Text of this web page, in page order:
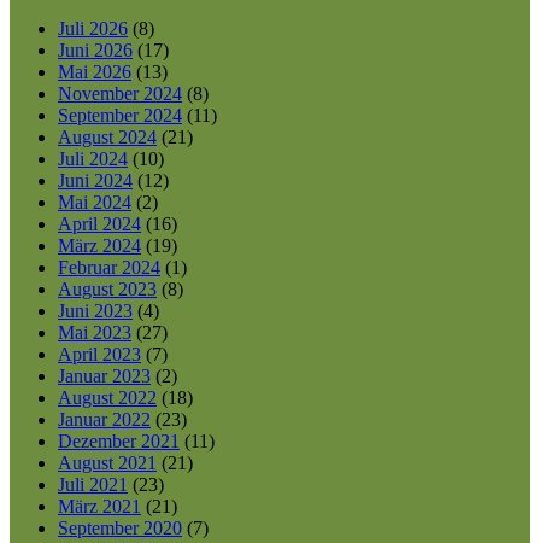
Juli 2026 (8)
Juni 2026 (17)
Mai 2026 (13)
November 2024 (8)
September 2024 (11)
August 2024 (21)
Juli 2024 (10)
Juni 2024 (12)
Mai 2024 (2)
April 2024 (16)
März 2024 (19)
Februar 2024 (1)
August 2023 (8)
Juni 2023 (4)
Mai 2023 (27)
April 2023 (7)
Januar 2023 (2)
August 2022 (18)
Januar 2022 (23)
Dezember 2021 (11)
August 2021 (21)
Juli 2021 (23)
März 2021 (21)
September 2020 (7)